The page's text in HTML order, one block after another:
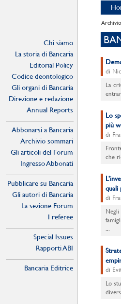
Chi siamo
La storia di Bancaria
Editorial Policy
Codice deontologico
Gli organi di Bancaria
Direzione e redazione
Annual Reports
Abbonarsi a Bancaria
Archivio sommari
Gli articoli del Forum
Ingresso Abbonati
Pubblicare su Bancaria
Gli autori di Bancaria
La sezione Forum
I referee
Special Issues
Rapporti ABI
Bancaria Editrice
di
La
Lo
più
di
che
quali
di
Negli
...
di
Lo